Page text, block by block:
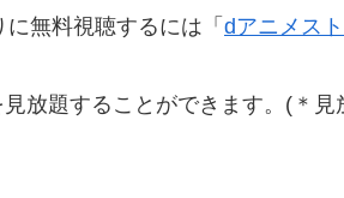
無料視聴するには「 dアニメス
放題することができます。(＊